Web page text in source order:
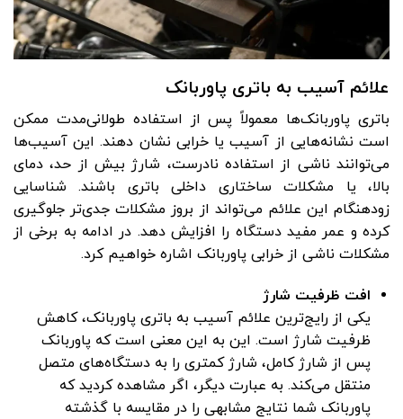
علائم آسیب به باتری پاوربانک
باتری پاوربانک‌ها معمولاً پس از استفاده طولانی‌مدت ممکن
است نشانه‌هایی از آسیب یا خرابی نشان دهند. این آسیب‌ها
می‌توانند ناشی از استفاده نادرست، شارژ بیش از حد، دمای
بالا، یا مشکلات ساختاری داخلی باتری باشند. شناسایی
زودهنگام این علائم می‌تواند از بروز مشکلات جدی‌تر جلوگیری
کرده و عمر مفید دستگاه را افزایش دهد. در ادامه به برخی از
مشکلات ناشی از خرابی پاوربانک اشاره خواهیم کرد.
افت ظرفیت شارژ
یکی از رایج‌ترین علائم آسیب به باتری پاوربانک، کاهش
ظرفیت شارژ است. این به این معنی است که پاوربانک
پس از شارژ کامل، شارژ کمتری را به دستگاه‌های متصل
منتقل می‌کند. به عبارت دیگر، اگر مشاهده کردید که
پاوربانک شما نتایج مشابهی را در مقایسه با گذشته